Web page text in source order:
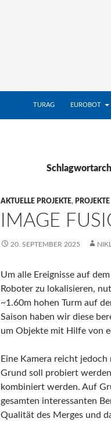
TURAG
EUROBOT
AKTUELLE PROJEKTE, PROJEKTE
IMAGE
20. SEPTEMBER 2025
Um alle Ereignisse auf
Roboter zu lokalisieren,
~1.60m hohen Turm auf
Saison haben wir diese
um Objekte mit Hilfe von
Eine Kamera reicht jedoch
Grund soll probiert
kombiniert werden. Auf
gesamten interessanten
Qualität des Merges und